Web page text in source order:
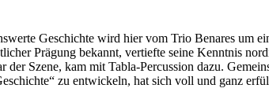
Geschichte wird hier vom Trio Benares um
Prägung bekannt, vertiefte seine Kenntnis
Szene, kam mit Tabla-Percussion dazu.
zu entwickeln, hat sich voll und ganz